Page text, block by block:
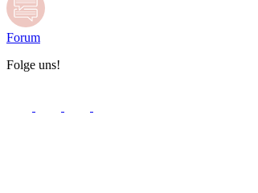
Forum
Folge uns!